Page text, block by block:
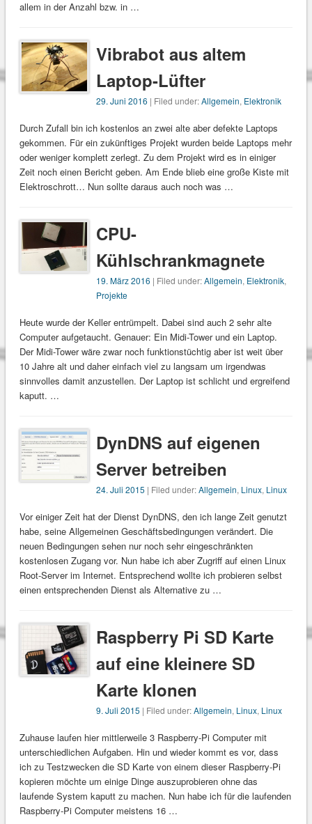
allem in der Anzahl bzw. in …
Vibrabot aus altem
Laptop-Lüfter
29. Juni 2016 | Filed under:Allgemein, Elektronik
Durch Zufall bin ich kostenlos an zwei alte aber defekte Laptops
gekommen. Für ein zukünftiges Projekt wurden beide Laptops mehr
oder weniger komplett zerlegt. Zu dem Projekt wird es in einiger
Zeit noch einen Bericht geben. Am Ende blieb eine große Kiste mit
Elektroschrott… Nun sollte daraus auch noch was …
CPU-
Kühlschrankmagnete
19. März 2016 | Filed under:Allgemein, Elektronik,
Projekte
Heute wurde der Keller entrümpelt. Dabei sind auch 2 sehr alte
Computer aufgetaucht. Genauer: Ein Midi-Tower und ein Laptop.
Der Midi-Tower wäre zwar noch funktionstüchtig aber ist weit über
10 Jahre alt und daher einfach viel zu langsam um irgendwas
sinnvolles damit anzustellen. Der Laptop ist schlicht und ergreifend
kaputt. …
DynDNS auf eigenen
Server betreiben
24. Juli 2015 | Filed under:Allgemein, Linux, Linux
Vor einiger Zeit hat der Dienst DynDNS, den ich lange Zeit genutzt
habe, seine Allgemeinen Geschäftsbedingungen verändert. Die
neuen Bedingungen sehen nur noch sehr eingeschränkten
kostenlosen Zugang vor. Nun habe ich aber Zugriff auf einen Linux
Root-Server im Internet. Entsprechend wollte ich probieren selbst
einen entsprechenden Dienst als Alternative zu …
Raspberry Pi SD Karte
auf eine kleinere SD
Karte klonen
9. Juli 2015 | Filed under:Allgemein, Linux, Linux
Zuhause laufen hier mittlerweile 3 Raspberry-Pi Computer mit
unterschiedlichen Aufgaben. Hin und wieder kommt es vor, dass
ich zu Testzwecken die SD Karte von einem dieser Raspberry-Pi
kopieren möchte um einige Dinge auszuprobieren ohne das
laufende System kaputt zu machen. Nun habe ich für die laufenden
Raspberry-Pi Computer meistens 16 …